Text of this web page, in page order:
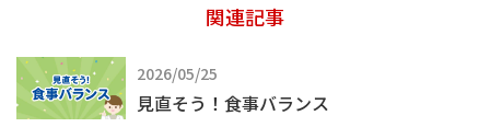
関連記事
2026/05/25
見直そう！食事バランス